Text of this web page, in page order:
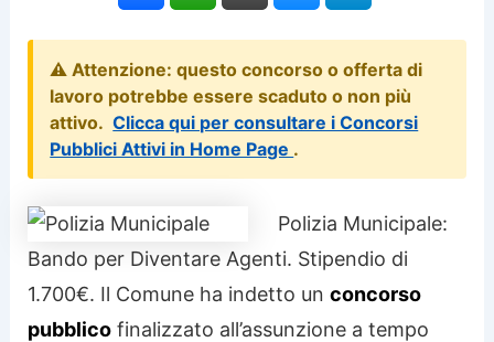
⚠️ Attenzione: questo concorso o offerta di
lavoro potrebbe essere scaduto o non più
attivo. Clicca qui per consultare i Concorsi
Pubblici Attivi in Home Page .
Polizia Municipale:
Bando per Diventare Agenti. Stipendio di
1.700€. Il Comune ha indetto unconcorso
pubblico finalizzato all’assunzione a tempo